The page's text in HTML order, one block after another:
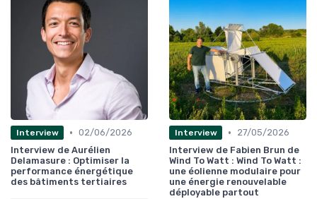
Interview • 02/06/2026
Interview de Aurélien
Delamasure : Optimiser la
performance énergétique
des bâtiments tertiaires
Interview •
27/05/2026
Interview de Fabien Brun de
Wind To Watt : Wind To Watt :
une éolienne modulaire pour
une énergie renouvelable
déployable partout